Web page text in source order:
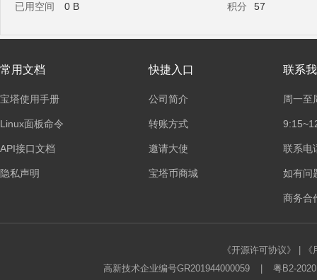
已用空间
0 B 积分 57
常用文档
宝塔使用手册
Linux面板命令
API接口文档
隐私声明
快捷入口
公司简介
转账方式
邀请大使
宝塔币商城
联系
周一至
联系电
如有问
商务合
《开源许可协议》
高新技术企业编号GR201944000059
粤B2-